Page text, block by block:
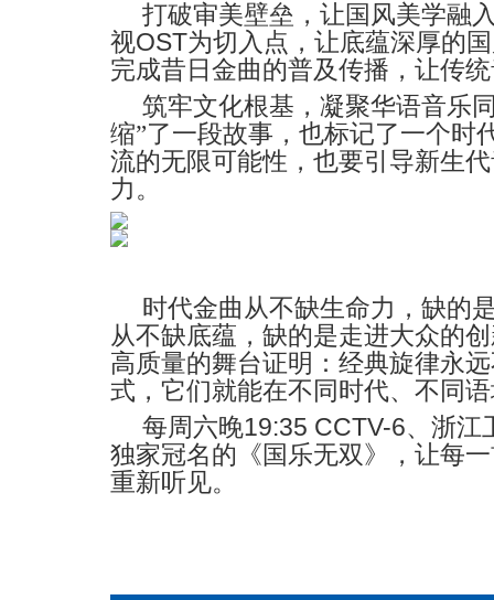
打破审美壁垒，让国风美学融
视OST为切入点，让底蕴深厚的
完成昔日金曲的普及传播，让传
筑牢文化根基，凝聚华语音乐
缩”了一段故事，也标记了一个时
流的无限可能性，也要引导新生
力。
时代金曲从不缺生命力，缺的
从不缺底蕴，缺的是走进大众的
高质量的舞台证明：经典旋律永
式，它们就能在不同时代、不同
每周六晚19:35 CCTV-6、浙江
独家冠名的《国乐无双》，让每
重新听见。